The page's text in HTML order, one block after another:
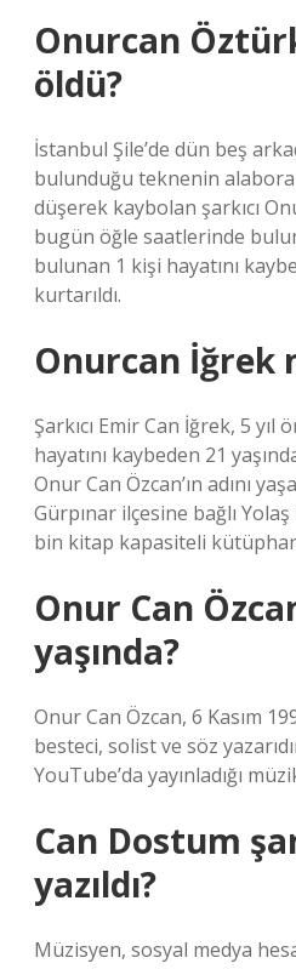
Onurcan
öldü?
İstanbul Şile’de dün beş
bulunduğu teknenin alabora
düşerek kaybolan şarkıcı
bugün öğle saatlerinde
bulunan 1 kişi hayatını
kurtarıldı.
Onurcan İğrek
Şarkıcı Emir Can İğrek, 5
hayatını kaybeden 21
Onur Can Özcan’ın adını
Gürpınar ilçesine bağlı
bin kitap kapasiteli
Onur Can
yaşında?
Onur Can Özcan, 6 Kasım
besteci, solist ve söz
YouTube’da yayınladığı
Can Dostum
yazıldı?
Müzisyen, sosyal medya